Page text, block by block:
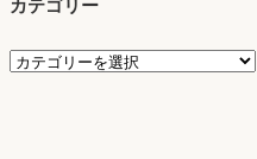
カテゴリー
カ